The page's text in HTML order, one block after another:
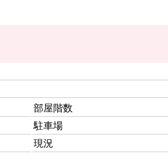
部屋階数
駐車場
現況